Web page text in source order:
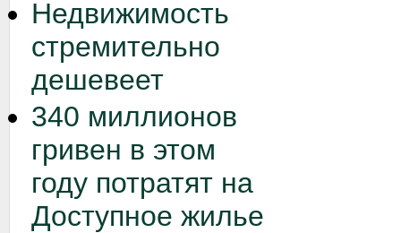
Недвижимость
стремительно
дешевеет
340 миллионов
гривен в этом
году потратят на
Доступное жилье